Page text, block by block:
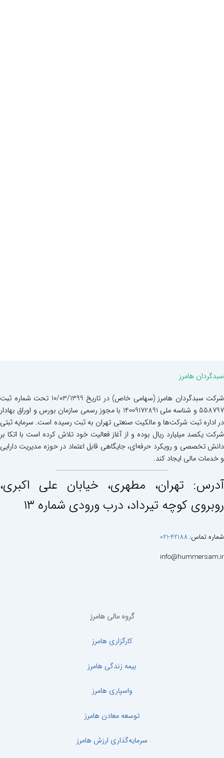
سبدگردان هامرز
شرکت سبدگردان هامرز (سهامی خاص) در تاریخ 10/03/1399 تحت شماره ثبت
558797 و شناسه ملی 14009172891 با مجوز رسمی سازمان بورس و اوراق بهادار
در اداره ثبت شرکت‌ها و مالکیت صنعتی تهران به ثبت رسیده است. سرمایه ثبتی
شرکت یکصد میلیارد ریال بوده و از آغاز فعالیت خود تلاش کرده است با اتکا بر
دانش تخصصی و رویکرد حرفه‌ای، جایگاهی قابل اعتماد در حوزه مدیریت دارایی
و خدمات مالی ایجاد کند.
آدرس: تهران، مطهری، خيابان علی اكبری،
روبروی كوچه تيرداد، درب ورودی شماره ١٣
شماره تماس: 42188-021
info@hummersam.ir
گروه مالی هامرز
کارگزاری هامرز
بیمه زندگی هامرز
واسپاری هامرز
توسعه معادن هامرز
سرمایه‌گذاری ارزش هامرز